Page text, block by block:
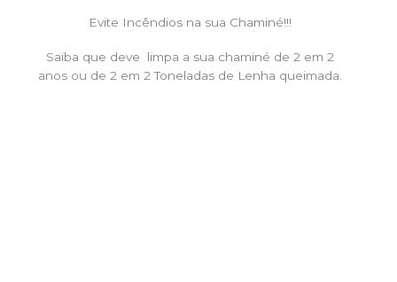
Evite Incêndios na sua Chaminé!!!
Saiba que deve limpa a sua chaminé de 2 em 2
anos ou de 2 em 2 Toneladas de Lenha queimada.